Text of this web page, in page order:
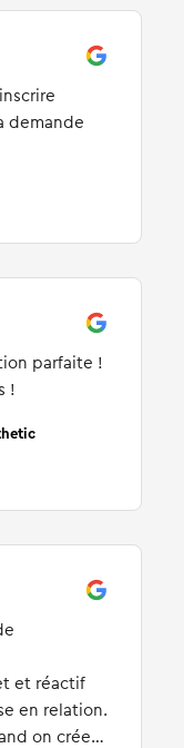
demande
parfaite !
!
et réactif
en relation.
on crée